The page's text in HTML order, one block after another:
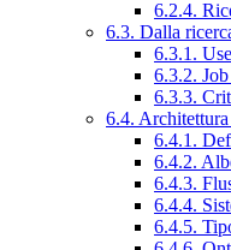
6.2.4.
6.3. Dalla
6.3.1.
6.3.2.
6.3.3.
6.4.
6.4.1.
6.4.2.
6.4.3.
6.4.4.
6.4.5.